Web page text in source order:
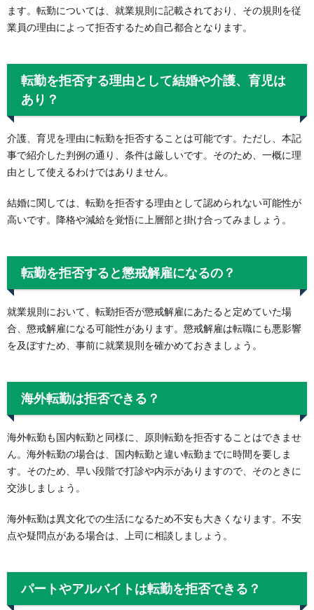
ます。転勤については、就業規則に記載されており、その規則を従
業員の理由によって拒否するため自己都合となります。
転勤を拒否する理由として結婚や介護、育児は
あり？
介護、育児を理由に転勤を拒否することは可能です。ただし、本記
事で紹介した判例の通り、条件は厳しいです。そのため、一概に理
由として使えるわけではありません。
結婚に関しては、転勤を拒否する理由として認められない可能性が
高いです。降格や減給を覚悟に上層部と掛け合ってみましょう。
転勤を拒否すると懲戒解雇になるの？
就業規則において、転勤拒否が懲戒解雇にあたると定めていた場
合、懲戒解雇になる可能性があります。懲戒解雇は転職にも悪影響
を及ぼすため、事前に就業規則を確かめておきましょう。
海外転勤は拒否できる？
海外転勤も国内転勤と同様に、原則転勤を拒否することはできませ
ん。海外転勤の場合は、国内転勤と違い転勤までに時間を要しま
す。そのため、早い段階で打診や内示がありますので、そのときに
交渉しましょう。
海外転勤は異文化での生活になるため不安も大きくなります。不安
点や疑問点がある場合は、上司に相談しましょう。
パートやアルバイトは転勤を拒否できる？